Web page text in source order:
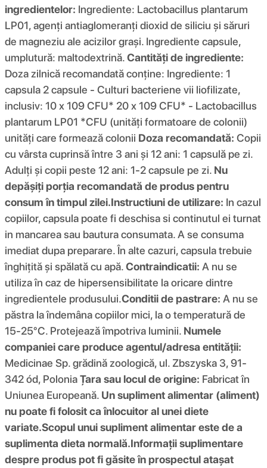
ingredientelor: Ingrediente: Lactobacillus plantarum
LP01, agenți antiaglomeranți dioxid de siliciu și săruri
de magneziu ale acizilor grași. Ingrediente capsule,
umplutură: maltodextrină.Cantități de ingrediente:
Doza zilnică recomandată conține: Ingrediente: 1
capsula 2 capsule - Culturi bacteriene vii liofilizate,
inclusiv: 10 x 109 CFU* 20 x 109 CFU* - Lactobacillus
plantarum LP01 *CFU (unități formatoare de colonii)
unități care formează colonii Doza recomandată: Copii
cu vârsta cuprinsă între 3 ani și 12 ani: 1 capsulă pe zi.
Adulți și copii peste 12 ani: 1-2 capsule pe zi. Nu
depășiți porția recomandată de produs pentru
consum în timpul zilei.Instructiuni de utilizare: In cazul
copiilor, capsula poate fi deschisa si continutul ei turnat
in mancarea sau bautura consumata. A se consuma
imediat dupa preparare. În alte cazuri, capsula trebuie
înghițită și spălată cu apă.Contraindicatii: A nu se
utiliza în caz de hipersensibilitate la oricare dintre
ingredientele produsului.Conditii de pastrare: A nu se
păstra la îndemâna copiilor mici, la o temperatură de
15-25°C. Protejează împotriva luminii. Numele
companiei care produce agentul/adresa entității:
Medicinae Sp. grădină zoologică, ul. Zbszyska 3, 91-
342 ód, PoloniaȚara sau locul de origine: Fabricat în
Uniunea Europeană. Un supliment alimentar (aliment)
nu poate fi folosit ca înlocuitor al unei diete
variate.Scopul unui supliment alimentar este de a
suplimenta dieta normală.Informații suplimentare
despre produs pot fi găsite în prospectul atașat